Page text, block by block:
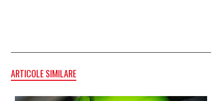
ARTICOLE SIMILARE